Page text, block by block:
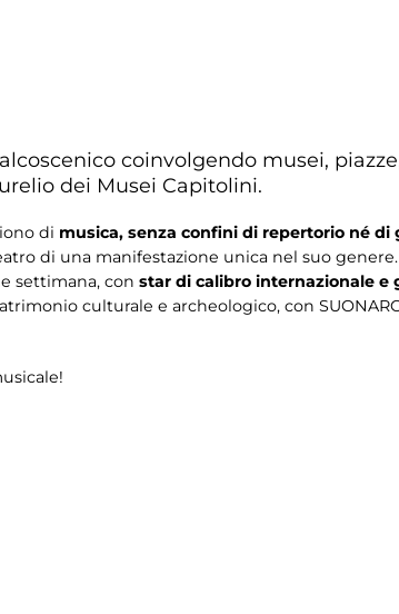
coinvolgendo musei,
dei Musei Capitolini.
di musica, senza confini di repertorio né di
di una manifestazione unica nel suo genere.
settimana, con star di calibro internazionale e
culturale e archeologico, con